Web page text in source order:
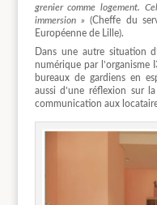
grenier comme logement.
immersion »(Cheffe du
Européenne de Lille).
Dans une autre situation
numérique par
bureaux de gardiens en
aussi d’une réflexion sur
communication aux